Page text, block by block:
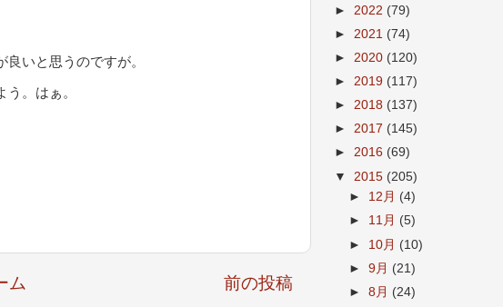
いと思うのですが。
。はぁ。
前の投稿
ム
► 2022 (79)
► 2021 (74)
► 2020 (120)
► 2019 (117)
► 2018 (137)
► 2017 (145)
► 2016 (69)
▼ 2015 (205)
► 12月 (4)
► 11月 (5)
► 10月 (10)
►9月 (21)
►8月 (24)